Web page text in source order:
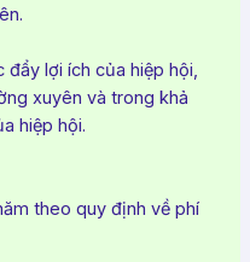
lợi ích của hiệp hội,
xuyên và trong khả
hiệp hội.
theo quy định về phí